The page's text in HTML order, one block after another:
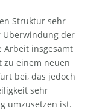
Struktur sehr
Überwindung der
Arbeit insgesamt
zu einem neuen
bei, das jedoch
sehr
umzusetzen ist.